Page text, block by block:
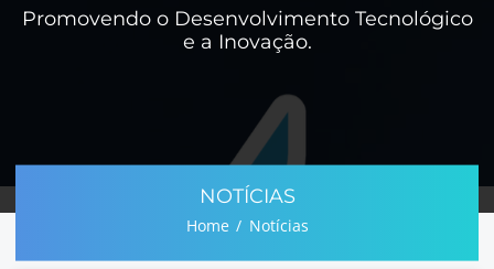
Promovendo o Desenvolvimento Tecnológico
e a Inovação.
NOTÍCIAS
Home Notícias